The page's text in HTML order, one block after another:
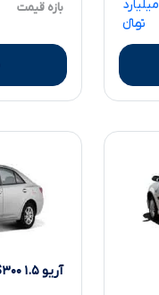
۱.۳۵۰ میلیارد تا ۱.۶۷۰ میلیارد
تومانءءء
بازه قیمت
آریو S۳۰۰ ۱.۵ لیتر دنده ای